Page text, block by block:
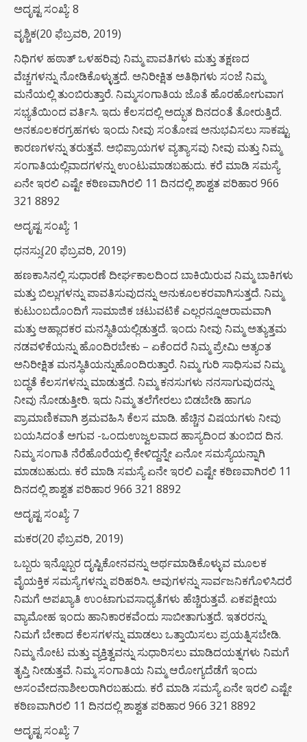
ಅದೃಷ್ಟ ಸಂಖ್ಯೆ: 8
ವೃಶ್ಚಿಕ(20 ಫೆಬ್ರವರಿ, 2019)
ನಿಧಿಗಳ ಹಠಾತ್ ಒಳಹರಿವು ನಿಮ್ಮ ಪಾವತಿಗಳು ಮತ್ತು ತಕ್ಷಣದ
ವೆಚ್ಚಗಳನ್ನು ನೋಡಿಕೊಳ್ಳುತ್ತದೆ. ಅನಿರೀಕ್ಷಿತ ಅತಿಥಿಗಳು ಸಂಜೆ ನಿಮ್ಮ
ಮನೆಯಲ್ಲಿ ತುಂಬಿರುತ್ತಾರೆ. ನಿಮ್ಮಸಂಗಾತಿಯ ಜೊತೆ ಹೊರಹೋಗುವಾಗ
ಸಭ್ಯತೆಯಿಂದ ವರ್ತಿಸಿ. ಇದು ಕೆಲಸದಲ್ಲಿ ಅದ್ಭುತ ದಿನದಂತೆ ತೋರುತ್ತಿದೆ.
ಅನಕೂಲಕರಗ್ರಹಗಳು ಇಂದು ನೀವು ಸಂತೋಷ ಅನುಭವಿಸಲು ಸಾಕಷ್ಟು
ಕಾರಣಗಳನ್ನು ತರುತ್ತವೆ. ಅಭಿಪ್ರಾಯಗಳ ವ್ಯತ್ಯಾಸವು ನೀವು ಮತ್ತು ನಿಮ್ಮ
ಸಂಗಾತಿಯಲ್ಲಿವಾದಗಳನ್ನು ಉಂಟುಮಾಡಬಹುದು. ಕರೆ ಮಾಡಿ ಸಮಸ್ಯೆ
ಏನೇ ಇರಲಿ ಎಷ್ಟೇ ಕಠಿಣವಾಗಿರಲಿ 11 ದಿನದಲ್ಲಿ ಶಾಶ್ವತ ಪರಿಹಾರ 966
321 8892
ಅದೃಷ್ಟ ಸಂಖ್ಯೆ: 1
ಧನಸ್ಸು(20 ಫೆಬ್ರವರಿ, 2019)
ಹಣಕಾಸಿನಲ್ಲಿ ಸುಧಾರಣೆ ದೀರ್ಘಕಾಲದಿಂದ ಬಾಕಿಯಿರುವ ನಿಮ್ಮ ಬಾಕಿಗಳು
ಮತ್ತು ಬಿಲ್ಲುಗಳನ್ನು ಪಾವತಿಸುವುದನ್ನು ಅನುಕೂಲಕರವಾಗಿಸುತ್ತದೆ. ನಿಮ್ಮ
ಕುಟುಂಬದೊಂದಿಗೆ ಸಾಮಾಜಿಕ ಚಟುವಟಿಕೆ ಎಲ್ಲರನ್ನೂಆರಾಮವಾಗಿ
ಮತ್ತು ಆಹ್ಲಾದಕರ ಮನಸ್ಥಿತಿಯಲ್ಲಿಡುತ್ತದೆ. ಇಂದು ನೀವು ನಿಮ್ಮ ಅತ್ಯುತ್ತಮ
ನಡವಳಿಕೆಯನ್ನು ಹೊಂದಿರಬೇಕು – ಏಕೆಂದರೆ ನಿಮ್ಮ ಪ್ರೇಮಿ ಅತ್ಯಂತ
ಅನಿರೀಕ್ಷಿತ ಮನಸ್ಥಿತಿಯನ್ನುಹೊಂದಿರುತ್ತಾರೆ. ನಿಮ್ಮ ಗುರಿ ಸಾಧಿಸುವ ನಿಮ್ಮ
ಬದ್ಧತೆ ಕೆಲಸಗಳನ್ನು ಮಾಡುತ್ತದೆ. ನಿಮ್ಮ ಕನಸುಗಳು ನನಸಾಗುವುದನ್ನು
ನೀವು ನೋಡುತ್ತೀರಿ. ಇದು ನಿಮ್ಮ ತಲೆಗೇರಲು ಬಿಡಬೇಡಿ ಹಾಗೂ
ಪ್ರಾಮಾಣಿಕವಾಗಿ ಶ್ರಮವಹಿಸಿ ಕೆಲಸ ಮಾಡಿ. ಹೆಚ್ಚಿನ ವಿಷಯಗಳು ನೀವು
ಬಯಸಿದಂತೆ ಅಗುವ -ಒಂದುಉಜ್ವಲವಾದ ಹಾಸ್ಯದಿಂದ ತುಂಬಿದ ದಿನ.
ನಿಮ್ಮ ಸಂಗಾತಿ ನೆರೆಹೊರೆಯಲ್ಲಿ ಕೇಳಿದ್ದನ್ನೇ ಏನೋ ಸಮಸ್ಯೆಯನ್ನಾಗಿ
ಮಾಡಬಹುದು. ಕರೆ ಮಾಡಿ ಸಮಸ್ಯೆ ಏನೇ ಇರಲಿ ಎಷ್ಟೇ ಕಠಿಣವಾಗಿರಲಿ 11
ದಿನದಲ್ಲಿ ಶಾಶ್ವತ ಪರಿಹಾರ 966 321 8892
ಅದೃಷ್ಟ ಸಂಖ್ಯೆ: 7
ಮಕರ(20 ಫೆಬ್ರವರಿ, 2019)
ಒಬ್ಬರು ಇನ್ನೊಬ್ಬರ ದೃಷ್ಟಿಕೋನವನ್ನು ಅರ್ಥಮಾಡಿಕೊಳ್ಳುವ ಮೂಲಕ
ವೈಯಕ್ತಿಕ ಸಮಸ್ಯೆಗಳನ್ನು ಪರಿಹರಿಸಿ. ಅವುಗಳನ್ನು ಸಾರ್ವಜನಿಕಗೊಳಿಸಿದರೆ
ನಿಮಗೆ ಅಪಖ್ಯಾತಿ ಉಂಟಾಗುವಸಾಧ್ಯತೆಗಳು ಹೆಚ್ಚಿರುತ್ತವೆ. ಏಕಪಕ್ಷೀಯ
ವ್ಯಾಮೋಹ ಇಂದು ಹಾನಿಕಾರಕವೆಂದು ಸಾಬೀತಾಗುತ್ತದೆ. ಇತರರನ್ನು
ನಿಮಗೆ ಬೇಕಾದ ಕೆಲಸಗಳನ್ನು ಮಾಡಲು ಒತ್ತಾಯಿಸಲು ಪ್ರಯತ್ನಿಸಬೇಡಿ.
ನಿಮ್ಮ ನೋಟ ಮತ್ತು ವ್ಯಕ್ತಿತ್ವವನ್ನು ಸುಧಾರಿಸಲು ಮಾಡಿದಯತ್ನಗಳು ನಿಮಗೆ
ತೃಪ್ತಿ ನೀಡುತ್ತವೆ. ನಿಮ್ಮ ಸಂಗಾತಿಯ ನಿಮ್ಮ ಆರೋಗ್ಯದೆಡೆಗೆ ಇಂದು
ಅಸಂವೇದನಾಶೀಲರಾಗಿರಬಹುದು. ಕರೆ ಮಾಡಿ ಸಮಸ್ಯೆ ಏನೇ ಇರಲಿ ಎಷ್ಟೇ
ಕಠಿಣವಾಗಿರಲಿ 11 ದಿನದಲ್ಲಿ ಶಾಶ್ವತ ಪರಿಹಾರ 966 321 8892
ಅದೃಷ್ಟ ಸಂಖ್ಯೆ: 7